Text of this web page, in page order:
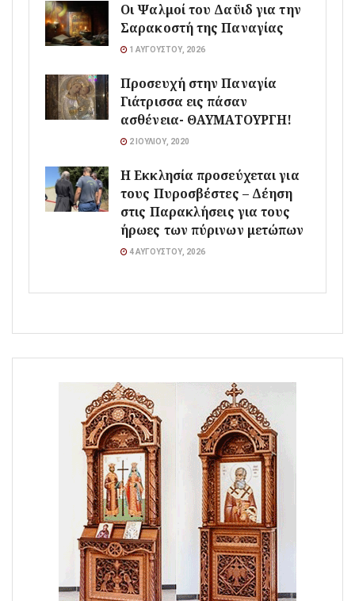
Οι Ψαλμοί του Δαϋιδ για την
Σαρακοστή της Παναγίας
1 ΑΥΓΟΎΣΤΟΥ, 2026
Προσευχή στην Παναγία
Γιάτρισσα εις πάσαν
ασθένεια- ΘΑΥΜΑΤΟΥΡΓΗ!
2 ΙΟΥΛΊΟΥ, 2020
Η Εκκλησία προσεύχεται για
τους Πυροσβέστες – Δέηση
στις Παρακλήσεις για τους
ήρωες των πύρινων μετώπων
4 ΑΥΓΟΎΣΤΟΥ, 2026